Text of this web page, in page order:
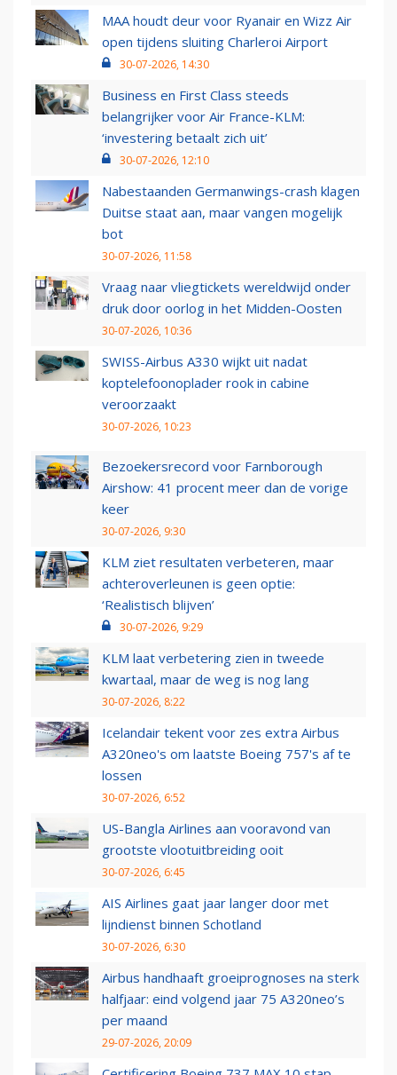
MAA houdt deur voor Ryanair en Wizz Air
open tijdens sluiting Charleroi Airport
30-07-2026, 14:30
Business en First Class steeds
belangrijker voor Air France-KLM:
‘investering betaalt zich uit’
30-07-2026, 12:10
Nabestaanden Germanwings-crash klagen
Duitse staat aan, maar vangen mogelijk
bot
30-07-2026, 11:58
Vraag naar vliegtickets wereldwijd onder
druk door oorlog in het Midden-Oosten
30-07-2026, 10:36
SWISS-Airbus A330 wijkt uit nadat
koptelefoonoplader rook in cabine
veroorzaakt
30-07-2026, 10:23
Bezoekersrecord voor Farnborough
Airshow: 41 procent meer dan de vorige
keer
30-07-2026, 9:30
KLM ziet resultaten verbeteren, maar
achteroverleunen is geen optie:
‘Realistisch blijven’
30-07-2026, 9:29
KLM laat verbetering zien in tweede
kwartaal, maar de weg is nog lang
30-07-2026, 8:22
Icelandair tekent voor zes extra Airbus
A320neo's om laatste Boeing 757's af te
lossen
30-07-2026, 6:52
US-Bangla Airlines aan vooravond van
grootste vlootuitbreiding ooit
30-07-2026, 6:45
AIS Airlines gaat jaar langer door met
lijndienst binnen Schotland
30-07-2026, 6:30
Airbus handhaaft groeiprognoses na sterk
halfjaar: eind volgend jaar 75 A320neo’s
per maand
29-07-2026, 20:09